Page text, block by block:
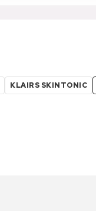
KLAIRS SKINTONIC